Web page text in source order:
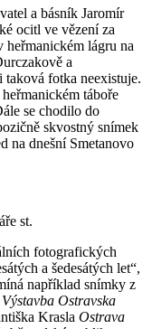
a básník Jaromír
ocitl ve vězení za
heřmanickém lágru na
a
taková fotka neexistuje.
táboře
se chodilo do
skvostný snímek
na dnešní Smetanovo
st.
fotografických
a šedesátých let“,
například snímky z
Výstavba Ostravska
Krasla Ostrava